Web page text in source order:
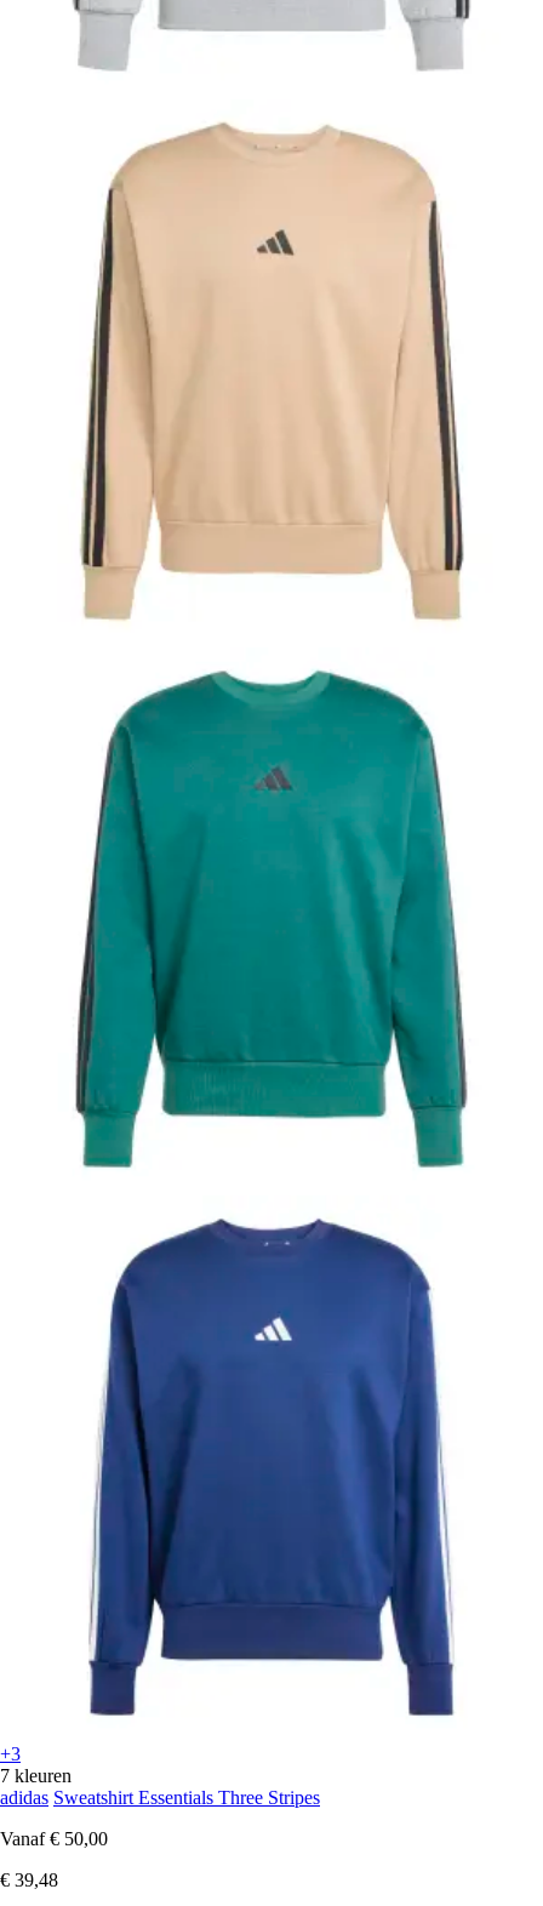
+3
7 kleuren
adidas Sweatshirt Essentials Three Stripes
Vanaf € 50,00
€ 39,48